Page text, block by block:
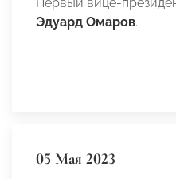
Эдуард Омаров.
05 Мая 2023